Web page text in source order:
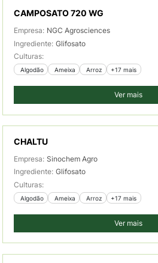
CAMPOSATO 720 WG
Empresa: NGC Agrosciences
Ingrediente: Glifosato
Culturas:
Algodão Ameixa Arroz +17 mais
Ver mais
CHALTU
Empresa: Sinochem Agro
Ingrediente: Glifosato
Culturas:
Algodão Ameixa Arroz +17 mais
Ver mais